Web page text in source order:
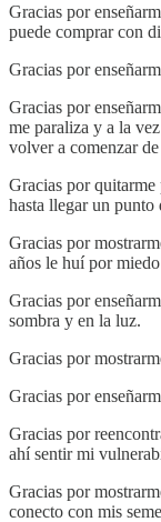
Gracias por
puede comprar con
Gracias por
Gracias por
me paraliza y a la
volver a comenzar
Gracias por quitarme
hasta llegar un
Gracias por
años le huí por
Gracias por
sombra y en la luz.
Gracias por
Gracias por
Gracias por
ahí sentir mi
Gracias por
conecto con mis